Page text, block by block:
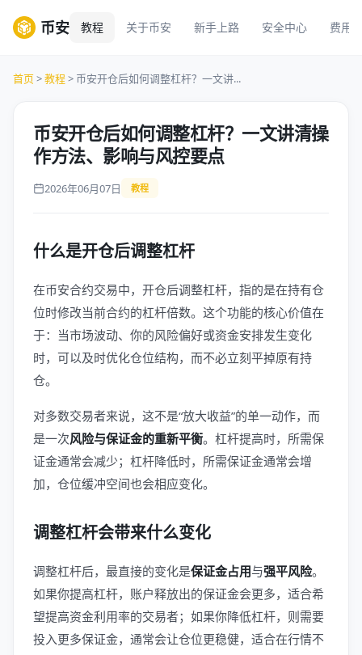
币安 教程 关于币安 新手上路 安全中心 费用
首页>教程> 币安开仓后如何调整杠杆？一文讲...
币安开仓后如何调整杠杆？一文讲清操
作方法、影响与风控要点
2026年06月07日 教程
什么是开仓后调整杠杆
在币安合约交易中，开仓后调整杠杆，指的是在持有仓
位时修改当前合约的杠杆倍数。这个功能的核心价值在
于：当市场波动、你的风险偏好或资金安排发生变化
时，可以及时优化仓位结构，而不必立刻平掉原有持
仓。
对多数交易者来说，这不是“放大收益”的单一动作，而
是一次风险与保证金的重新平衡。杠杆提高时，所需保
证金通常会减少；杠杆降低时，所需保证金通常会增
加，仓位缓冲空间也会相应变化。
调整杠杆会带来什么变化
调整杠杆后，最直接的变化是保证金占用与强平风险。
如果你提高杠杆，账户释放出的保证金会更多，适合希
望提高资金利用率的交易者；如果你降低杠杆，则需要
投入更多保证金，通常会让仓位更稳健，适合在行情不